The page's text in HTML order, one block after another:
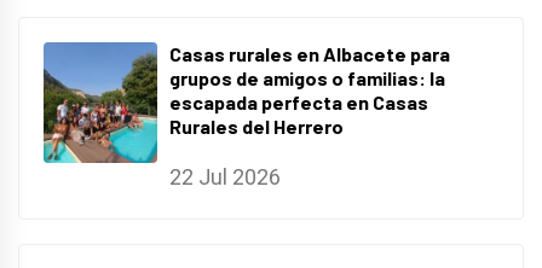
Casas rurales en Albacete para
grupos de amigos o familias: la
escapada perfecta en Casas
Rurales del Herrero
22 Jul 2026